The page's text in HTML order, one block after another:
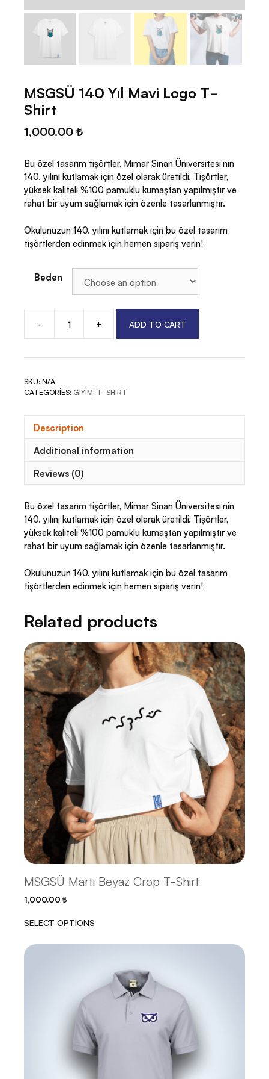
MSGSÜ 140 Yıl Mavi Logo T-
Shirt
1,000.00₺
Bu özel tasarım tişörtler, Mimar Sinan Üniversitesi’nin
140. yılını kutlamak için özel olarak üretildi. Tişörtler,
yüksek kaliteli %100 pamuklu kumaştan yapılmıştır ve
rahat bir uyum sağlamak için özenle tasarlanmıştır.
Okulunuzun 140. yılını kutlamak için bu özel tasarım
tişörtlerden edinmek için hemen sipariş verin!
Beden
-
MSGSÜ
140
Yıl
T-
+ ADD TO CART
SKU: N/A
CATEGORIES: GIYIM T-SHIRT
Description
Additional information
Reviews (0)
Bu özel tasarım tişörtler, Mimar Sinan Üniversitesi’nin
140. yılını kutlamak için özel olarak üretildi. Tişörtler,
yüksek kaliteli %100 pamuklu kumaştan yapılmıştır ve
rahat bir uyum sağlamak için özenle tasarlanmıştır.
Okulunuzun 140. yılını kutlamak için bu özel tasarım
tişörtlerden edinmek için hemen sipariş verin!
Related products
MSGSÜ Martı Beyaz Crop T-Shirt
1,000.00 ₺
SELECT OPTIONS